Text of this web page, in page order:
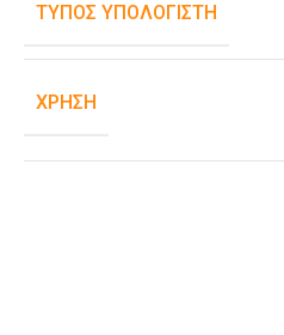
ΤΎΠΟΣ ΥΠΟΛΟΓΙΣΤΉ
ΧΡΉΣΗ